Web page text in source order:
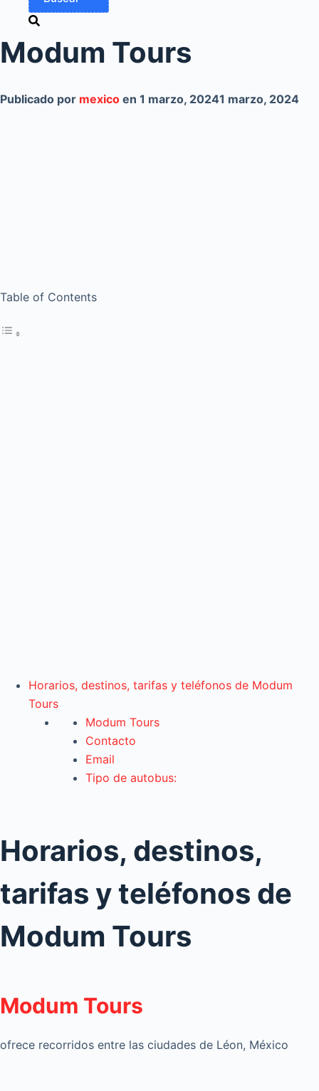
Modum Tours
Publicado por mexico en 1 marzo, 20241 marzo, 2024
Table of Contents
Horarios, destinos, tarifas y teléfonos de Modum
Tours
Modum Tours
Contacto
Email
Tipo de autobus:
Horarios, destinos,
tarifas y teléfonos de
Modum Tours
Modum Tours
ofrece recorridos entre las ciudades de Léon, México